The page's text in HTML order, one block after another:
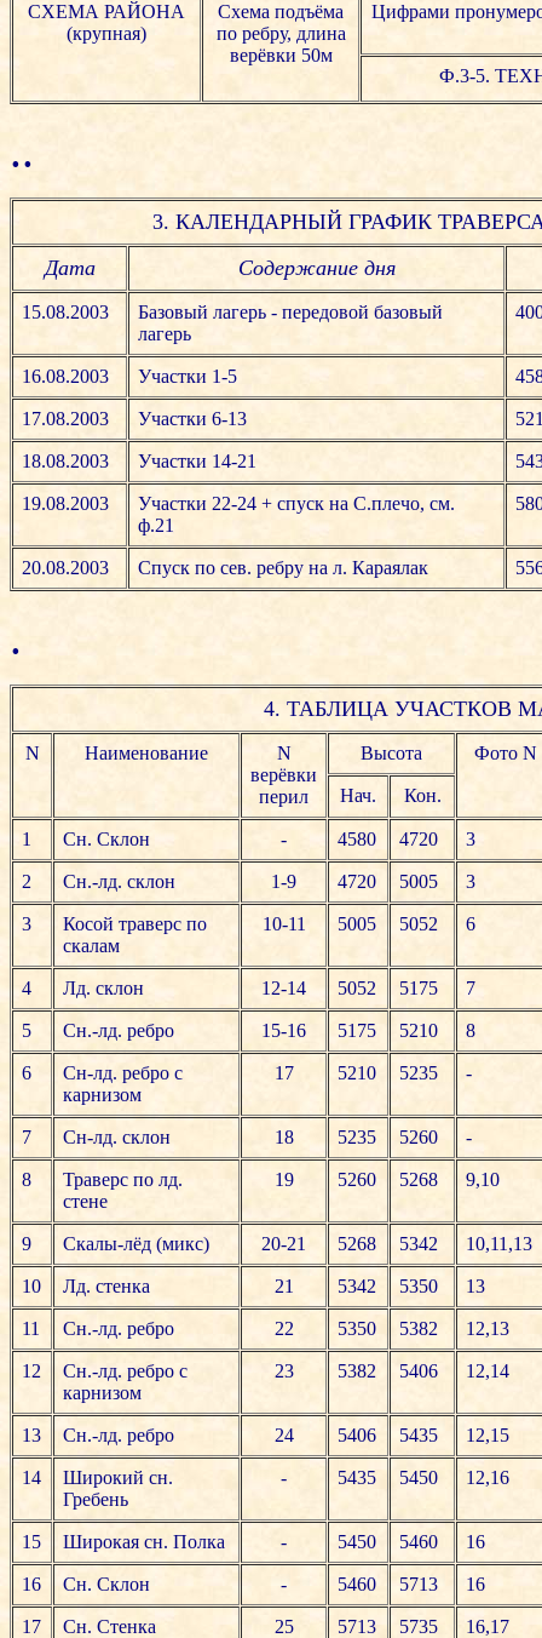
СХЕМА РАЙОНА
(крупная)
Схема подъёма
по ребру, длина
верёвки 50м
Цифрами
Ф.3-5.
..
3. КАЛЕНДАРНЫЙ ГРАФИК
Дата
Содержание дня
15.08.2003
Базовый лагерь - передовой базовый
лагерь
16.08.2003 Участки 1-5
17.08.2003 Участки 6-13
18.08.2003 Участки 14-21
19.08.2003
Участки 22-24 + спуск на С.плечо, см.
ф.21
20.08.2003 Спуск по сев. ребру на л. Караялак
.
4. ТАБЛИЦА УЧАСТКОВ
N Наименование
N
верёвки
перил
Высота Фото N
Нач. Кон.
1 Сн. Склон - 4580 4720 3
2 Сн.-лд. склон 1-9 4720 5005 3
3
Косой траверс по
скалам
10-11 5005 5052 6
4 Лд. склон 12-14 5052 5175 7
5 Сн.-лд. ребро 15-16 5175 5210 8
6
Сн-лд. ребро с
карнизом
17 5210 5235 -
7 Сн-лд. склон 18 5235 5260 -
8
Траверс по лд.
стене
19 5260 5268 9,10
9 Cкалы-лёд (микс) 20-21 5268 5342 10,11,13
10 Лд. стенка 21 5342 5350 13
11 Сн.-лд. ребро 22 5350 5382 12,13
12
Сн.-лд. ребро с
карнизом
23 5382 5406 12,14
13 Сн.-лд. ребро 24 5406 5435 12,15
14
Широкий сн.
Гребень
- 5435 5450 12,16
15 Широкая сн. Полка - 5450 5460 16
16 Сн. Склон - 5460 5713 16
17 Сн. Стенка 25 5713 5735 16,17